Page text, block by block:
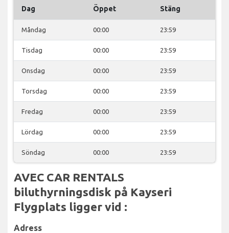
Dag Öppet Stäng
Måndag 00:00 23:59
Tisdag 00:00 23:59
Onsdag 00:00 23:59
Torsdag 00:00 23:59
Fredag 00:00 23:59
Lördag 00:00 23:59
Söndag 00:00 23:59
AVEC CAR RENTALS
biluthyrningsdisk på Kayseri
Flygplats ligger vid :
Adress